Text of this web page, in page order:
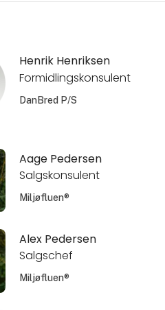
Henrik Henriksen
Formidlingskonsulent
DanBred P/S
Aage Pedersen
Salgskonsulent
Miljøfluen®
Alex Pedersen
Salgschef
Miljøfluen®